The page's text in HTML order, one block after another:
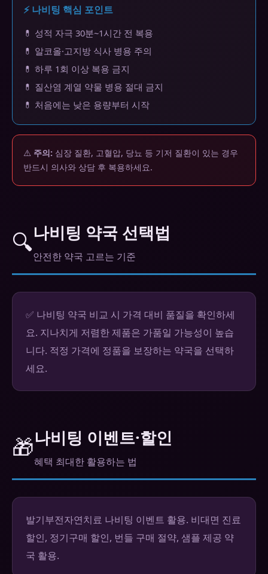
⚡ 나비팅 핵심 포인트
💊 성적 자극 30분~1시간 전 복용
💊 알코올·고지방 식사 병용 주의
💊 하루 1회 이상 복용 금지
💊 질산염 계열 약물 병용 절대 금지
💊 처음에는 낮은 용량부터 시작
⚠️ 주의: 심장 질환, 고혈압, 당뇨 등 기저 질환이 있는 경우
반드시 의사와 상담 후 복용하세요.
🔍나비팅 약국 선택법
안전한 약국 고르는 기준
✅ 나비팅 약국 비교 시 가격 대비 품질을 확인하세
요. 지나치게 저렴한 제품은 가품일 가능성이 높습
니다. 적정 가격에 정품을 보장하는 약국을 선택하
세요.
🎁나비팅 이벤트·할인
혜택 최대한 활용하는 법
발기부전자연치료 나비팅 이벤트 활용. 비대면 진료
할인, 정기구매 할인, 번들 구매 절약, 샘플 제공 약
국 활용.